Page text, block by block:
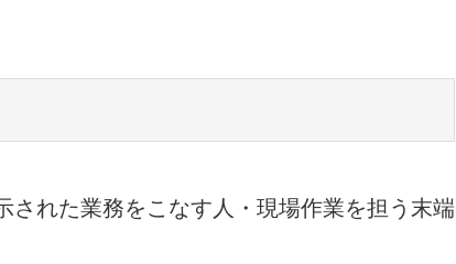
された業務をこなす人・現場作業を担う末端